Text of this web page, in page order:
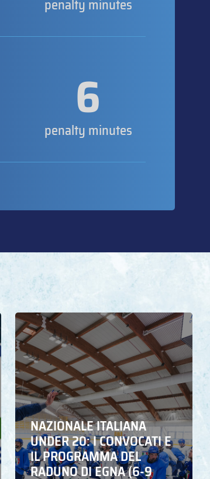
penalty minutes
6
penalty minutes
NAZIONALE ITALIANA
UNDER 20: I CONVOCATI E
IL PROGRAMMA DEL
RADUNO DI EGNA (6-9